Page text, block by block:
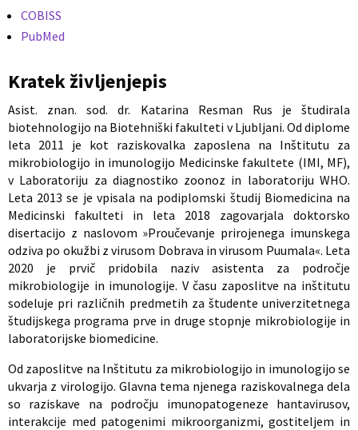
COBISS
PubMed
Kratek življenjepis
Asist. znan. sod. dr. Katarina Resman Rus je študirala
biotehnologijo na Biotehniški fakulteti v Ljubljani. Od diplome
leta 2011 je kot raziskovalka zaposlena na Inštitutu za
mikrobiologijo in imunologijo Medicinske fakultete (IMI, MF),
v Laboratoriju za diagnostiko zoonoz in laboratoriju WHO.
Leta 2013 se je vpisala na podiplomski študij Biomedicina na
Medicinski fakulteti in leta 2018 zagovarjala doktorsko
disertacijo z naslovom »Proučevanje prirojenega imunskega
odziva po okužbi z virusom Dobrava in virusom Puumala«. Leta
2020 je prvič pridobila naziv asistenta za področje
mikrobiologije in imunologije. V času zaposlitve na inštitutu
sodeluje pri različnih predmetih za študente univerzitetnega
študijskega programa prve in druge stopnje mikrobiologije in
laboratorijske biomedicine.
Od zaposlitve na Inštitutu za mikrobiologijo in imunologijo se
ukvarja z virologijo. Glavna tema njenega raziskovalnega dela
so raziskave na področju imunopatogeneze hantavirusov,
interakcije med patogenimi mikroorganizmi, gostiteljem in